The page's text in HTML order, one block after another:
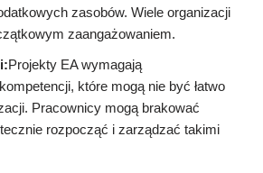
zasobów. Wiele organizacji
zaangażowaniem.
Projekty EA wymagają
które mogą nie być łatwo
Pracownicy mogą brakować
rozpocząć i zarządzać takimi